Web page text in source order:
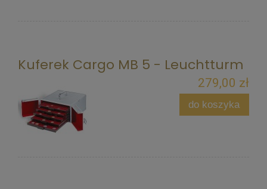
Kuferek Cargo MB 5 - Leuchtturm
279,00 zł
do koszyka